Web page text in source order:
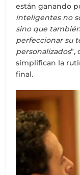
están ganando
inteligentes no
sino que
perfeccionar su
personalizados”,
simplifican la
final.